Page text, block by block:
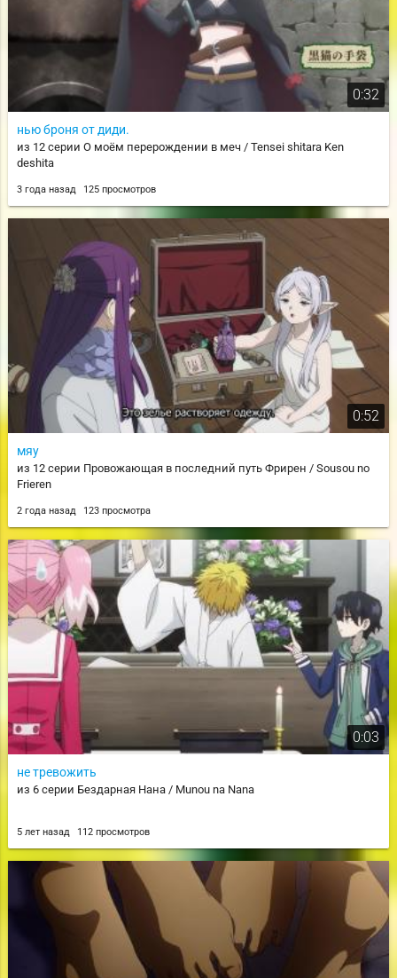
0:32
нью броня от диди.
из 12 серии О моём перерождении в меч / Tensei shitara Ken
deshita
3 года назад 125 просмотров
0:52
мяу
из 12 серии Провожающая в последний путь Фрирен / Sousou no
Frieren
2 года назад 123 просмотра
0:03
не тревожить
из 6 серии Бездарная Нана / Munou na Nana
5 лет назад 112 просмотров